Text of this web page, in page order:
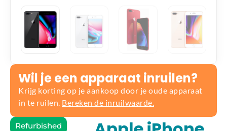
Wil je een apparaat inruilen?
Krijg korting op je aankoop door je oude apparaat
in te ruilen. Bereken de inruilwaarde.
Refurbished